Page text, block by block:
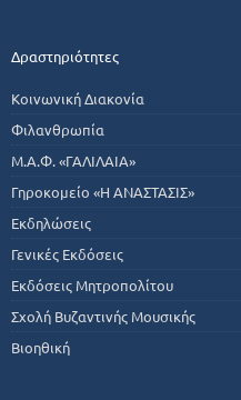
Δραστηριότητες
Κοινωνική Διακονία
Φιλανθρωπία
Μ.Α.Φ. «ΓΑΛΙΛΑΙΑ»
Γηροκομείο «Η ΑΝΑΣΤΑΣΙΣ»
Εκδηλώσεις
Γενικές Εκδόσεις
Εκδόσεις Μητροπολίτου
Σχολή Βυζαντινής Μουσικής
Βιοηθική